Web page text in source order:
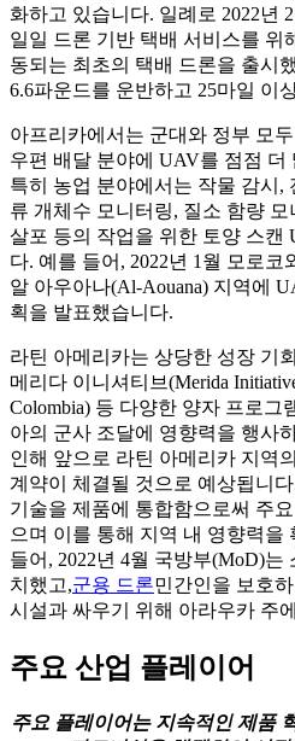
화하고 있습니다. 일례로 2022년
일일 드론 기반 택배 서비스를 위
동되는 최초의 택배 드론을 출시
6.6파운드를 운반하고 25마일 이
아프리카에서는 군대와 정부 모
우편 배달 분야에 UAV를 점점 더
특히 농업 분야에서는 작물 감시,
류 개체수 모니터링, 질소 함량 모
살포 등의 작업을 위한 토양 스캔
다. 예를 들어, 2022년 1월 모로
알 아우아나(Al-Aouana) 지역에
획을 발표했습니다.
라틴 아메리카는 상당한 성장 기
메리다 이니셔티브(Merida
Colombia) 등 다양한 양자 프로그
아의 군사 조달에 영향력을 행사
인해 앞으로 라틴 아메리카 지역
계약이 체결될 것으로 예상됩니
기술을 제품에 통합함으로써 주
으며 이를 통해 지역 내 영향력을
들어, 2022년 4월 국방부(MoD)는
치했고,군용 드론민간인을 보호
시설과 싸우기 위해 아라우카 주
주요 산업 플레이어
주요 플레이어는 지속적인 제품